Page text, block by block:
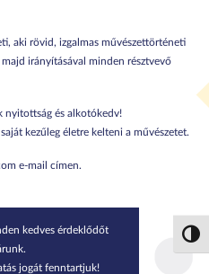
aki rövid, izgalmas művészettörténeti
irányításával minden résztvevő
nyitottság és alkotókedv!
kezűleg életre kelteni a művészetet.
e-mail címen.
kedves érdeklődőt
jogát fenntartjuk!